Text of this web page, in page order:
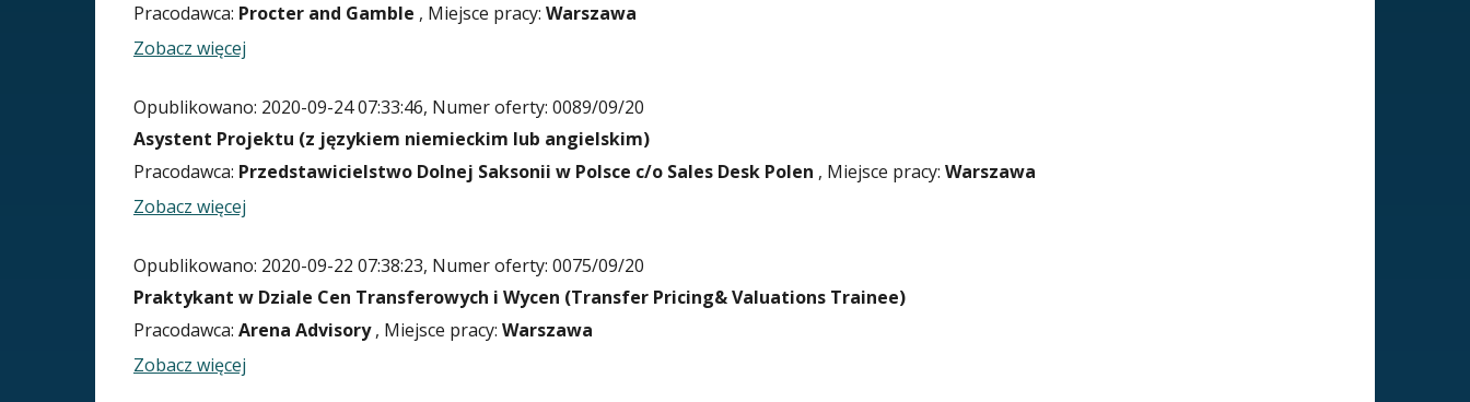
Pracodawca: Procter and Gamble , Miejsce pracy: Warszawa
Zobacz więcej
Opublikowano: 2020-09-24 07:33:46, Numer oferty: 0089/09/20
Asystent Projektu (z językiem niemieckim lub angielskim)
Pracodawca: Przedstawicielstwo Dolnej Saksonii w Polsce c/o Sales Desk Polen , Miejsce pracy: Warszawa
Zobacz więcej
Opublikowano: 2020-09-22 07:38:23, Numer oferty: 0075/09/20
Praktykant w Dziale Cen Transferowych i Wycen (Transfer Pricing& Valuations Trainee)
Pracodawca: Arena Advisory, Miejsce pracy: Warszawa
Zobacz więcej